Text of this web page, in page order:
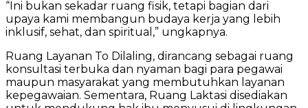
“Ini bukan sekadar ruang fisik, tetapi bagian dari
upaya kami membangun budaya kerja yang lebih
inklusif, sehat, dan spiritual,” ungkapnya.
Ruang Layanan To Dilaling, dirancang sebagai ruang
konsultasi terbuka dan nyaman bagi para pegawai
maupun masyarakat yang membutuhkan layanan
kepegawaian. Sementara, Ruang Laktasi disediakan